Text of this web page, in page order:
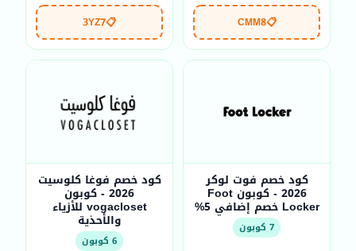
📋
CMM8
📋
3YZ7
كود خصم فوت لوكر
2026 - كوبون Foot
Locker خصم إضافي 5%
7 كوبون
كود خصم فوغا كلوسيت
2026 - كوبون
vogacloset للأزياء
والأحذية
6 كوبون